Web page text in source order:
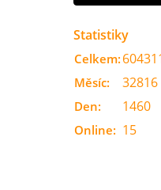
Statistiky
Online: 15
Celkem:
Měsíc: 32816
Den: 1460